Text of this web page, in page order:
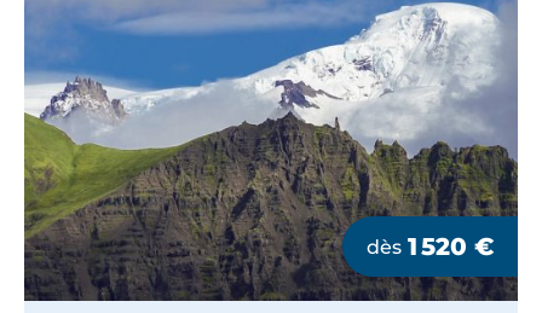
dès 1 520 €